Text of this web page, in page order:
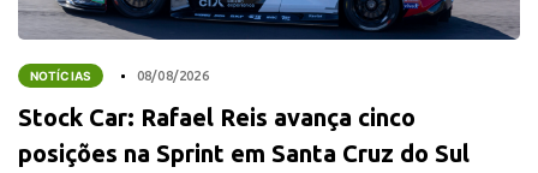
NOTÍCIAS 08/08/2026
Stock Car: Rafael Reis avança cinco
posições na Sprint em Santa Cruz do Sul